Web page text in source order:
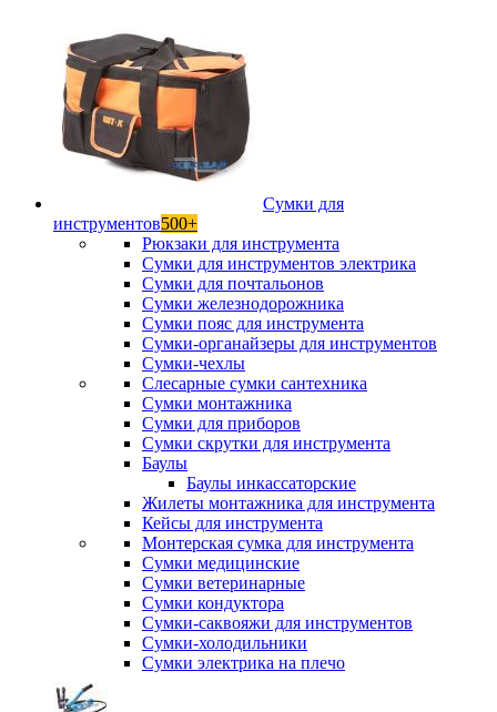
Сумки для
инструментов500+
Рюкзаки для инструмента
Сумки для инструментов электрика
Сумки для почтальонов
Сумки железнодорожника
Сумки пояс для инструмента
Сумки-органайзеры для инструментов
Сумки-чехлы
Слесарные сумки сантехника
Сумки монтажника
Сумки для приборов
Сумки скрутки для инструмента
Баулы
Баулы инкассаторские
Жилеты монтажника для инструмента
Кейсы для инструмента
Монтерская сумка для инструмента
Сумки медицинские
Сумки ветеринарные
Сумки кондуктора
Сумки-саквояжи для инструментов
Сумки-холодильники
Сумки электрика на плечо